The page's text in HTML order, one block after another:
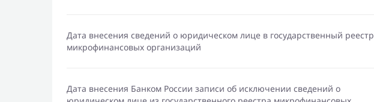
Дата внесения сведений о юридическом лице в государственный реестр
микрофинансовых организаций
Дата внесения Банком России записи об исключении сведений о